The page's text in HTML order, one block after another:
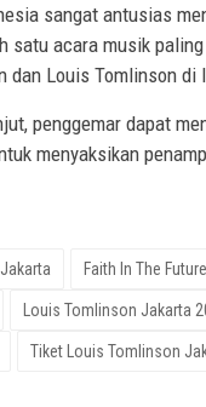
sangat antusias
satu acara musik
dan Louis Tomlinson di
penggemar dapat
menyaksikan
Faith In The
Louis Tomlinson Jakarta
Tiket Louis Tomlinson